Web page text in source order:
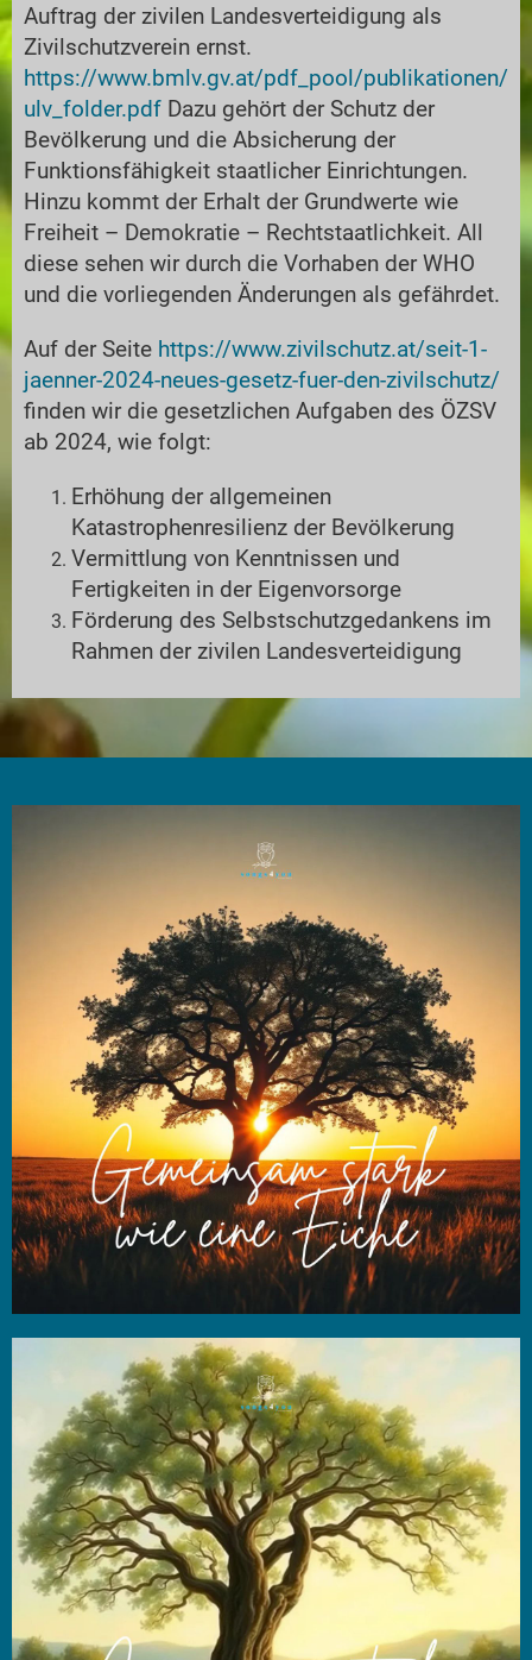
Auftrag der zivilen Landesverteidigung als
Zivilschutzverein ernst.
https://www.bmlv.gv.at/pdf_pool/publikationen/
ulv_folder.pdf Dazu gehört der Schutz der
Bevölkerung und die Absicherung der
Funktionsfähigkeit staatlicher Einrichtungen.
Hinzu kommt der Erhalt der Grundwerte wie
Freiheit – Demokratie – Rechtstaatlichkeit. All
diese sehen wir durch die Vorhaben der WHO
und die vorliegenden Änderungen als gefährdet.
Auf der Seite https://www.zivilschutz.at/seit-1-
jaenner-2024-neues-gesetz-fuer-den-zivilschutz/
finden wir die gesetzlichen Aufgaben des ÖZSV
ab 2024, wie folgt:
Erhöhung der allgemeinen
Katastrophenresilienz der Bevölkerung
Vermittlung von Kenntnissen und
Fertigkeiten in der Eigenvorsorge
Förderung des Selbstschutzgedankens im
Rahmen der zivilen Landesverteidigung